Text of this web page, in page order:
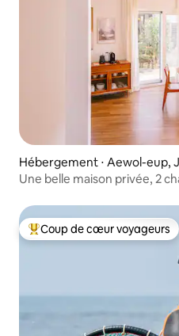
Hébergement ⋅ Aewol-eup,
Une belle maison privée, 2
Coups de cœur voyageurs
Coup de cœur voyageurs